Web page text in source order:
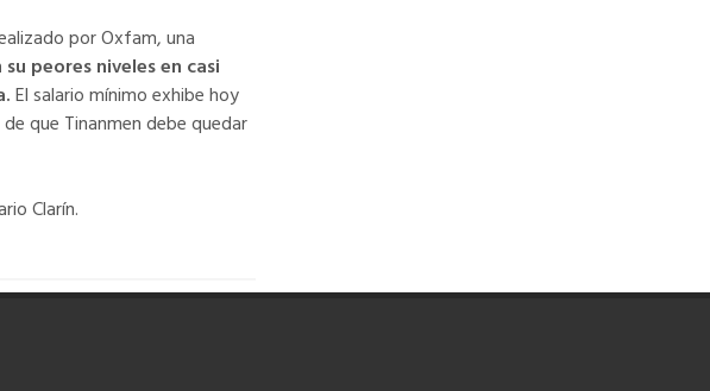
por Oxfam, una
peores niveles en casi
El salario mínimo exhibe hoy
que Tinanmen debe quedar
Clarín.